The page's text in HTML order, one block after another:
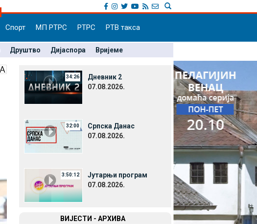
Спорт МП РТРС РТРС РТВ такса
Друштво Дијаспора Вријеме
34:26
Дневник 2
07.08.2026.
32:00
Српска Данас
07.08.2026.
3:50:12
Јутарњи програм
07.08.2026.
ВИЈЕСТИ - АРХИВА